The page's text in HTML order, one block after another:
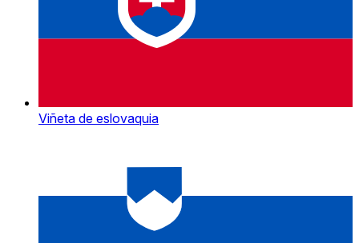
Viñeta de eslovaquia